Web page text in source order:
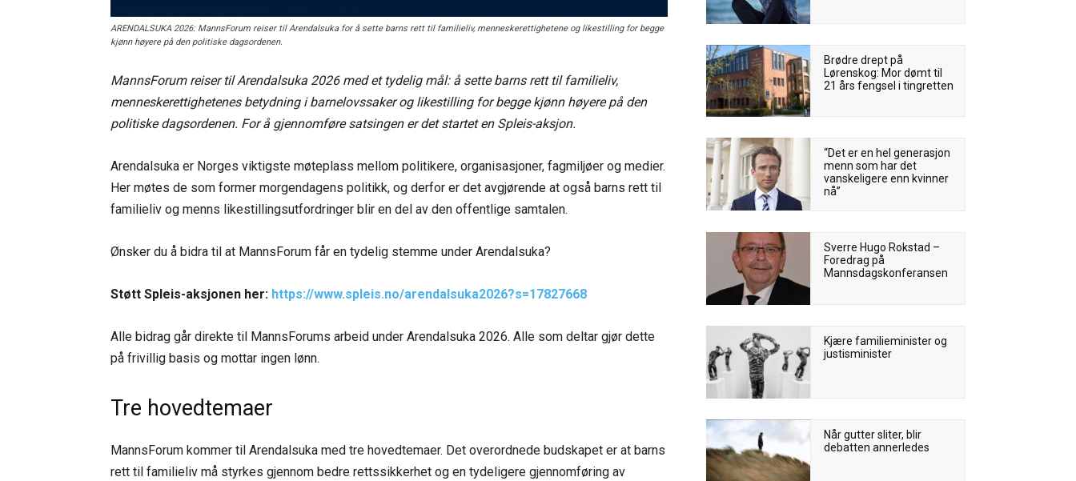
ARENDALSUKA 2026: MannsForum reiser til Arendalsuka for å sette barns rett til familieliv, menneskerettighetene og likestilling for begge
kjønn høyere på den politiske dagsordenen.
MannsForum reiser til Arendalsuka 2026 med et tydelig mål: å sette barns rett til familieliv,
menneskerettighetenes betydning i barnelovssaker og likestilling for begge kjønn høyere på den
politiske dagsordenen. For å gjennomføre satsingen er det startet en Spleis-aksjon.
Arendalsuka er Norges viktigste møteplass mellom politikere, organisasjoner, fagmiljøer og medier.
Her møtes de som former morgendagens politikk, og derfor er det avgjørende at også barns rett til
familieliv og menns likestillingsutfordringer blir en del av den offentlige samtalen.
Ønsker du å bidra til at MannsForum får en tydelig stemme under Arendalsuka?
Støtt Spleis-aksjonen her: https://www.spleis.no/arendalsuka2026?s=17827668
Alle bidrag går direkte til MannsForums arbeid under Arendalsuka 2026. Alle som deltar gjør dette
på frivillig basis og mottar ingen lønn.
Tre hovedtemaer
MannsForum kommer til Arendalsuka med tre hovedtemaer. Det overordnede budskapet er at barns
rett til familieliv må styrkes gjennom bedre rettssikkerhet og en tydeligere gjennomføring av
Brødre drept på
Lørenskog: Mor dømt til
21 års fengsel i tingretten
“­Det er en hel generasjon
menn som har det
vanskeligere enn kvinner
nå”
Sverre Hugo Rokstad –
Foredrag på
Mannsdagskonferansen
Kjære familieminister og
justisminister
Når gutter sliter, blir
debatten annerledes